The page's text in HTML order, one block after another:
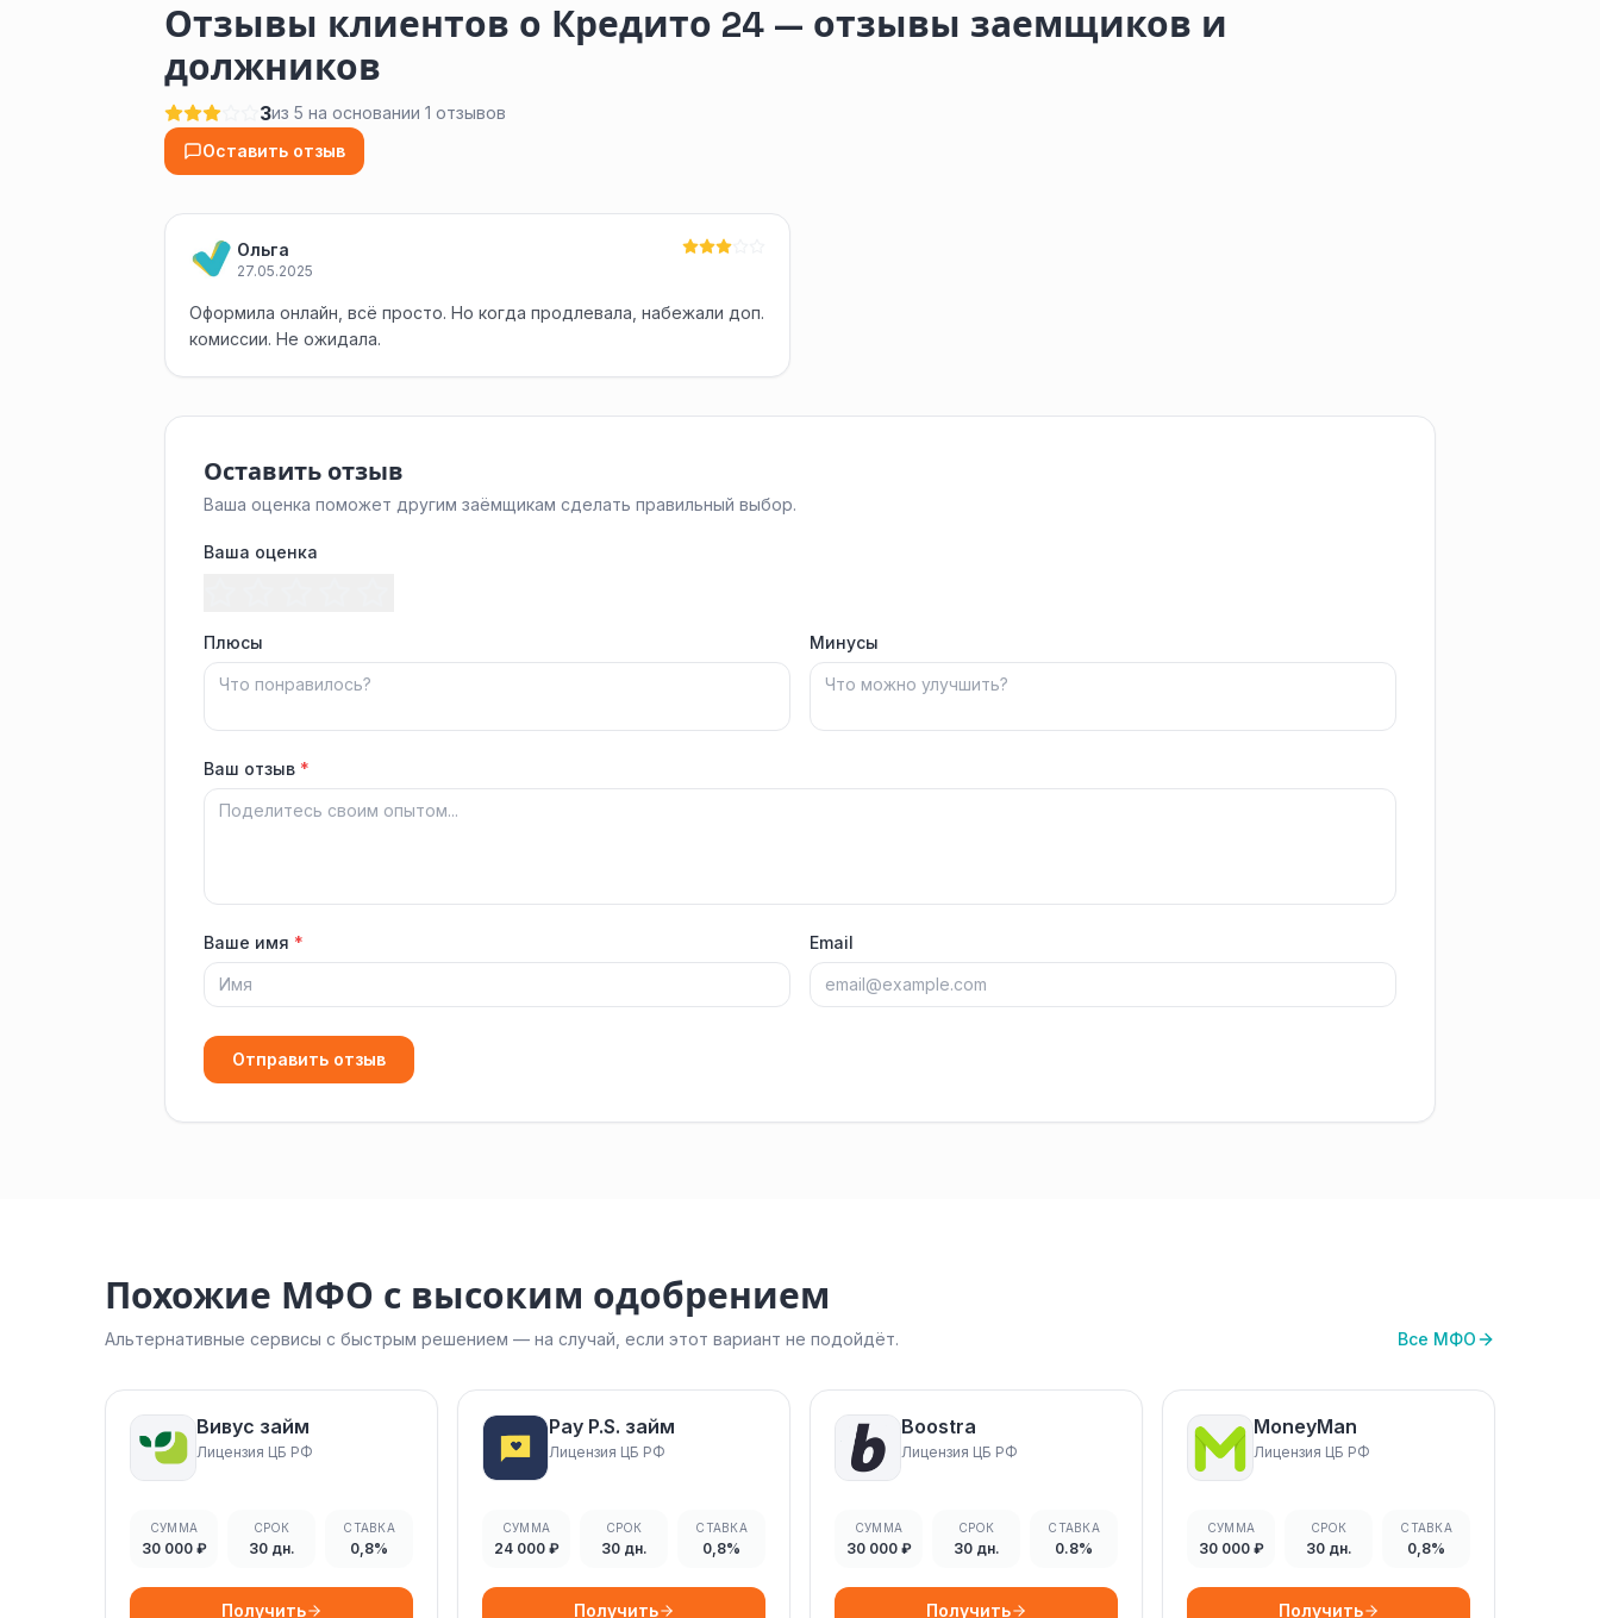
Отзывы клиентов о Кредито 24 — отзывы заемщиков и
должников
3из 5 на основании 1 отзывов
Оставить отзыв
Ольга
27.05.2025
Оформила онлайн, всё просто. Но когда продлевала, набежали доп.
комиссии. Не ожидала.
Оставить отзыв
Ваша оценка поможет другим заёмщикам сделать правильный выбор.
Ваша оценка
Плюсы Минусы
Ваш отзыв *
Ваше имя * Email
Отправить отзыв
Похожие МФО с высоким одобрением
Альтернативные сервисы с быстрым решением — на случай, если этот вариант не подойдёт. Все МФО
Вивус займ
Лицензия ЦБ РФ
СУММА
30 000 ₽
СРОК
30 дн.
СТАВКА
0,8%
Получить
Pay P.S. займ
Лицензия ЦБ РФ
СУММА
24 000 ₽
СРОК
30 дн.
СТАВКА
0,8%
Получить
Boostra
Лицензия ЦБ РФ
СУММА
30 000 ₽
СРОК
30 дн.
СТАВКА
0.8%
Получить
MoneyMan
Лицензия ЦБ РФ
СУММА
30 000 ₽
СРОК
30 дн.
СТАВКА
0,8%
Получить